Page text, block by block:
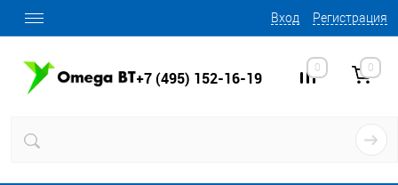
Вход Регистрация
+7 (495) 152-16-19
0 0